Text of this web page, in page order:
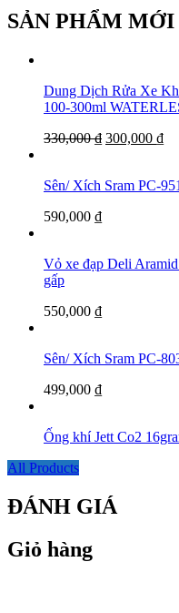
SẢN PHẨM MỚI
Dung Dịch Rửa Xe
100-300ml
330,000₫ 300,000 ₫
Sên/ Xích Sram PC-
590,000 ₫
Vỏ xe đạp Deli
gấp
550,000 ₫
Sên/ Xích Sram PC-
499,000 ₫
Ống khí Jett Co2
All Products
ĐÁNH GIÁ
Giỏ hàng